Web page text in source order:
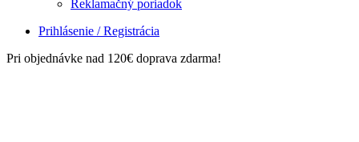
Reklamačný poriadok
Prihlásenie / Registrácia
Pri objednávke nad 120€ doprava zdarma!